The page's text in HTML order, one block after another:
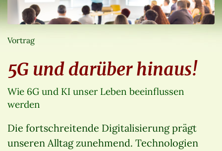
Vortrag
5G und darüber hinaus!
Wie 6G und KI unser Leben beeinflussen
werden
Die fortschreitende Digitalisierung prägt
unseren Alltag zunehmend. Technologien